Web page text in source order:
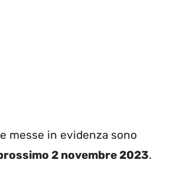
messe in evidenza sono
2 novembre 2023.